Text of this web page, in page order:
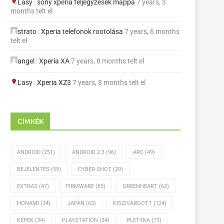
Lasy :sony xperia feljegyzések mappa 7 years, 3
months telt el
strato :Xperia telefonok rootolása 7 years, 6 months
telt el
angel :Xperia XA7 years, 8 months telt el
Lasy :Xperia XZ3 7 years, 8 months telt el
CÍMKÉK
ANDROID (251) ANDROID 2.3 (96) ARC (49)
BEJELENTÉS (59) CYBER-SHOT (29)
EXTRAS (47) FIRMWARE (85) GREENHEART (62)
HONAMI (34) JAPÁN (63) KISZIVÁRGOTT (124)
KÉPEK (34) PLAYSTATION (34) PLETYKA (73)